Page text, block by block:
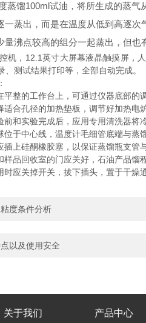
100ml试油，将所生成的蒸气
一蒸出，而是在温度从低到高逐
沸点较高的组分一起蒸出，但
，12.1英寸大屏幕液晶触摸屏，人
测试结果打印等，全部自动完成。
的工作台上，可通过仪器底部的
孔径的加热垫板，调节好加热电
实验完成后，应用专用清洗器将
中心线，温度计毛细管底端与蒸馏
硅酮橡胶塞，以保证蒸馏瓶支管与
回收室的门应关好，石油产品馏程
关掉开关，拔下插头，置于干燥通
度条件分析
以及使用安全
关于我们 产品中心